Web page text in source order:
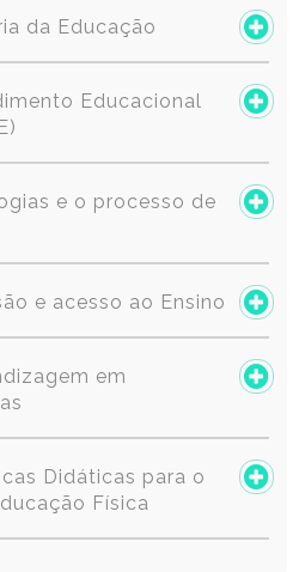
da Educação
Educacional
e o processo de
e acesso ao Ensino
em
Didáticas para o
Física